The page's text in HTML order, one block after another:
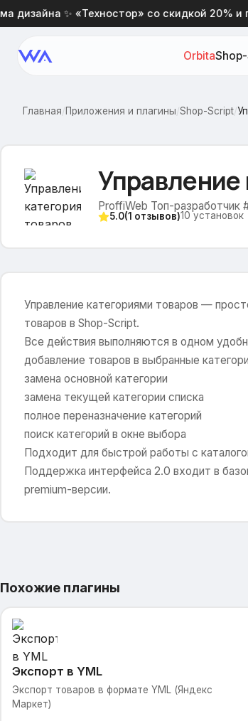
✨ «Техностор» со скидкой 20% и
Orbita
Главная/Приложения и плагины/Shop-Script/
Управление
ProffiWeb Топ-разработчик
5.0(1 отзывов)10установок
Управление категориями товаров —
товаров в Shop-Script.
Все действия выполняются в одном
добавление товаров в выбранные
замена основной категории
замена текущей категории списка
полное переназначение категорий
поиск категорий в окне выбора
Подходит для быстрой работы с
Поддержка интерфейса 2.0 входит в
premium-версии.
Похожие плагины
Экспорт в YML
Экспорт товаров в формате YML (Яндекс
Маркет)